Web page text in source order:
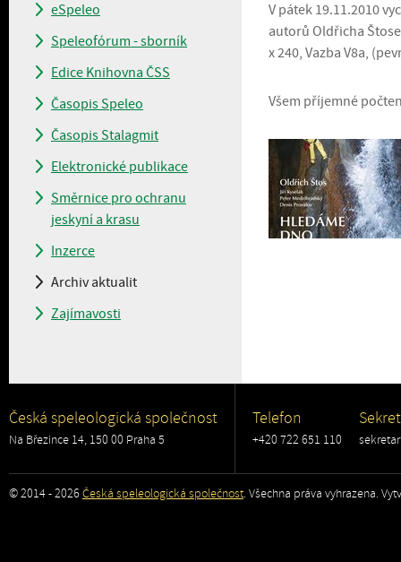
eSpeleo
Speleofórum - sborník
Edice Knihovna ČSS
Časopis Speleo
Časopis Stalagmit
Elektronické publikace
Směrnice pro ochranu
jeskyní a krasu
Inzerce
Archiv aktualit
Zajímavosti
V pátek 19.11.2010
autorů Oldřicha
x 240, Vazba V8a,
Všem příjemné
Česká speleologická společnost
Na Březince 14, 150 00 Praha 5
Telefon
+420 722 651 110
© 2014 - 2026 Česká speleologická společnost. Všechna práva vyhrazena.